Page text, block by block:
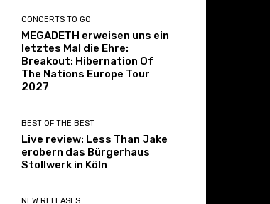
CONCERTS TO GO
MEGADETH erweisen uns ein
letztes Mal die Ehre:
Breakout: Hibernation Of
The Nations Europe Tour
2027
BEST OF THE BEST
Live review: Less Than Jake
erobern das Bürgerhaus
Stollwerk in Köln
NEW RELEASES